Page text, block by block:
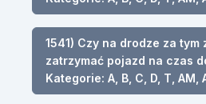
1541) Czy na drodze za tym
zatrzymać pojazd na czas
Kategorie: A, B, C, D, T, AM,